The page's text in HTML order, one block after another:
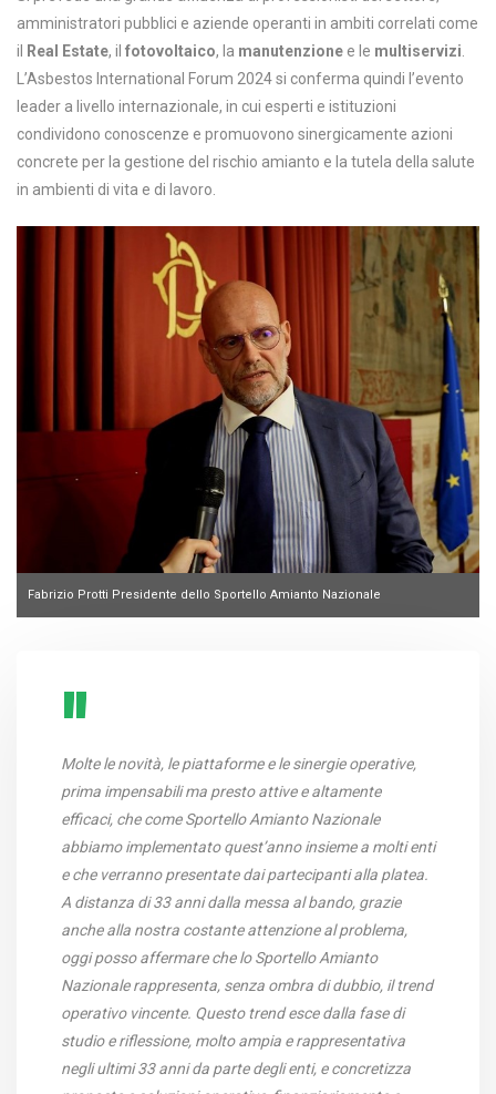
amministratori pubblici e aziende operanti in ambiti correlati come
il
Real Estate, il fotovoltaico, la manutenzione e le multiservizi
L’Asbestos International Forum 2024 si conferma quindi l’evento
leader a livello internazionale, in cui esperti e istituzioni
condividono conoscenze e promuovono sinergicamente azioni
concrete per la gestione del rischio amianto e la tutela della salute
in ambienti di vita e di lavoro.
Fabrizio Protti Presidente dello Sportello Amianto Nazionale
Molte le novità, le piattaforme e le sinergie operative,
prima impensabili ma presto attive e altamente
efficaci, che come Sportello Amianto Nazionale
abbiamo implementato quest’anno insieme a molti enti
e che verranno presentate dai partecipanti alla platea.
A distanza di 33 anni dalla messa al bando, grazie
anche alla nostra costante attenzione al problema,
oggi posso affermare che lo Sportello Amianto
Nazionale rappresenta, senza ombra di dubbio, il trend
operativo vincente. Questo trend esce dalla fase di
studio e riflessione, molto ampia e rappresentativa
negli ultimi 33 anni da parte degli enti, e concretizza